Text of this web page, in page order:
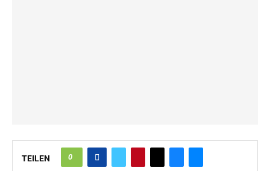
TEILEN 0